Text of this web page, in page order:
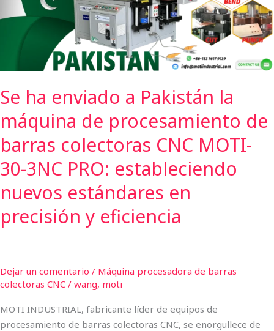
Se ha enviado a Pakistán la
máquina de procesamiento de
barras colectoras CNC MOTI-
30-3NC PRO: estableciendo
nuevos estándares en
precisión y eficiencia
Dejar un comentario / Máquina procesadora de barras
colectoras CNC / wang, moti
MOTI INDUSTRIAL, fabricante líder de equipos de
procesamiento de barras colectoras CNC, se enorgullece de
máquina
procesamiento
colectoras
CNC
MOTI-
30-
3NC
PRO:
nuevos
estándares
en
eficiencia